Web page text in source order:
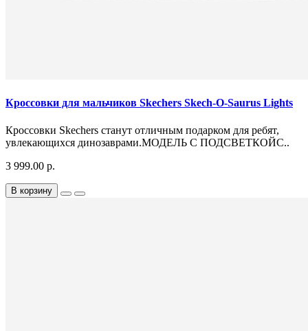
Кроссовки для мальчиков Skechers Skech-O-Saurus Lights
Кроссовки Skechers станут отличным подарком для ребят,
увлекающихся динозаврами.МОДЕЛЬ С ПОДСВЕТКОЙС..
3 999.00 р.
В корзину